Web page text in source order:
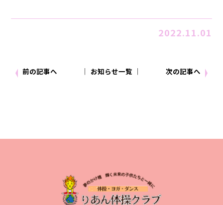
2022.11.01
前の記事へ 次の記事へ
│ お知らせ一覧 │